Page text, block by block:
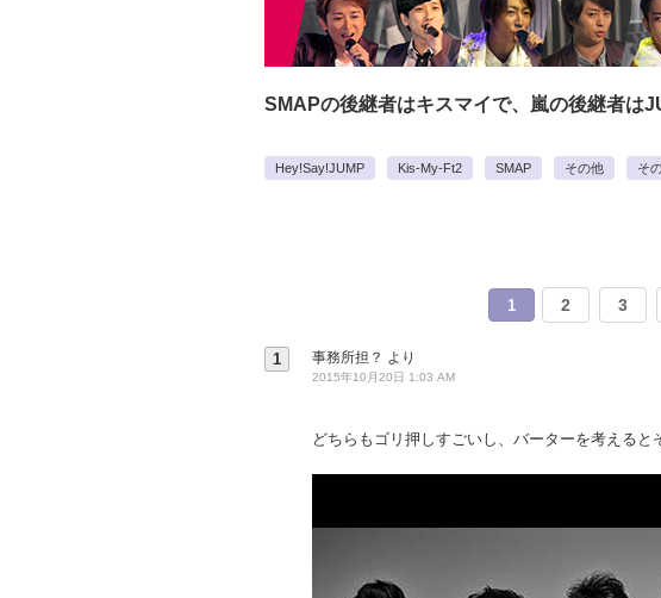
SMAPの後継者はキスマイで、嵐の後継者は
Hey!Say!JUMP Kis-My-Ft2 SMAP その他 そ
1 2 3
1 事務所担？ より
2015年10月20日 1:03 AM
どちらもゴリ押しすごいし、バーターを考えると